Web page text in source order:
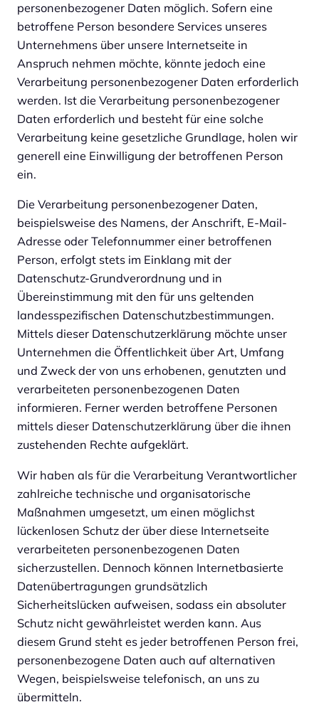
personenbezogener Daten möglich. Sofern eine
betroffene Person besondere Services unseres
Unternehmens über unsere Internetseite in
Anspruch nehmen möchte, könnte jedoch eine
Verarbeitung personenbezogener Daten erforderlich
werden. Ist die Verarbeitung personenbezogener
Daten erforderlich und besteht für eine solche
Verarbeitung keine gesetzliche Grundlage, holen wir
generell eine Einwilligung der betroffenen Person
ein.
Die Verarbeitung personenbezogener Daten,
beispielsweise des Namens, der Anschrift, E-Mail-
Adresse oder Telefonnummer einer betroffenen
Person, erfolgt stets im Einklang mit der
Datenschutz-Grundverordnung und in
Übereinstimmung mit den für uns geltenden
landesspezifischen Datenschutzbestimmungen.
Mittels dieser Datenschutzerklärung möchte unser
Unternehmen die Öffentlichkeit über Art, Umfang
und Zweck der von uns erhobenen, genutzten und
verarbeiteten personenbezogenen Daten
informieren. Ferner werden betroffene Personen
mittels dieser Datenschutzerklärung über die ihnen
zustehenden Rechte aufgeklärt.
Wir haben als für die Verarbeitung Verantwortlicher
zahlreiche technische und organisatorische
Maßnahmen umgesetzt, um einen möglichst
lückenlosen Schutz der über diese Internetseite
verarbeiteten personenbezogenen Daten
sicherzustellen. Dennoch können Internetbasierte
Datenübertragungen grundsätzlich
Sicherheitslücken aufweisen, sodass ein absoluter
Schutz nicht gewährleistet werden kann. Aus
diesem Grund steht es jeder betroffenen Person frei,
personenbezogene Daten auch auf alternativen
Wegen, beispielsweise telefonisch, an uns zu
übermitteln.